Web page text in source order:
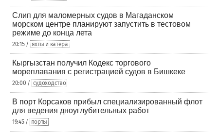
Слип для маломерных судов в Магаданском
морском центре планируют запустить в тестовом
режиме до конца лета
20:15 / яхты и катера
Кыргызстан получил Кодекс торгового
мореплавания с регистрацией судов в Бишкеке
20:00 / судоходство
В порт Корсаков прибыл специализированный флот
для ведения дноуглубительных работ
19:45 / порты